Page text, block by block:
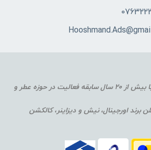
فروشگاه پرفیوم گالری با بیش از 20 سال سابقه فعالیت در حوزه عطر و
برند اورجینال، نیش و دیزاینر، کالکشن